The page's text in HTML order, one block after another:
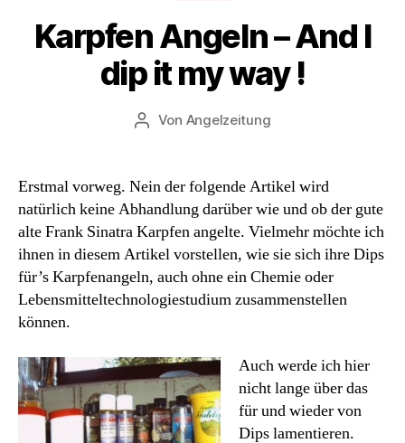
Karpfen Angeln – And I
dip it my way !
Beitragsautor
Von Angelzeitung
Erstmal vorweg. Nein der folgende Artikel wird
natürlich keine Abhandlung darüber wie und ob der gute
alte Frank Sinatra Karpfen angelte. Vielmehr möchte ich
ihnen in diesem Artikel vorstellen, wie sie sich ihre Dips
für’s Karpfenangeln, auch ohne ein Chemie oder
Lebensmitteltechnologiestudium zusammenstellen
können.
Auch werde ich hier
nicht lange über das
für und wieder von
Dips lamentieren.